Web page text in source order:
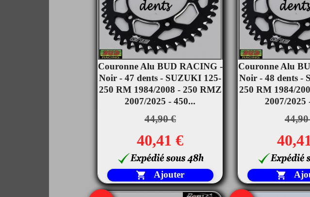
Couronne Alu BUD RACING -
Noir - 47 dents - SUZUKI 125-
250 RM 1984/2008 - 250 RMZ
2007/2025 - 450...
44,90 €
40,41 €
 Ajouter
Aperçu rapide
Couronne Alu
Noir - 48 dents -
250 RM 1984/
2007/2025

Aperçu